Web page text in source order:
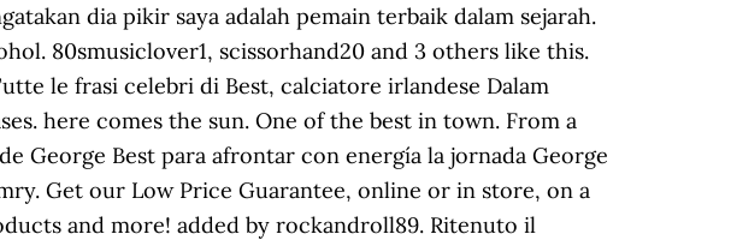
dia pikir saya adalah pemain terbaik dalam sejarah.
80smusiclover1, scissorhand20 and 3 others like this.
le frasi celebri di Best, calciatore irlandese Dalam
here comes the sun. One of the best in town. From a
George Best para afrontar con energía la jornada George
Get our Low Price Guarantee, online or in store, on a
and more! added by rockandroll89. Ritenuto il